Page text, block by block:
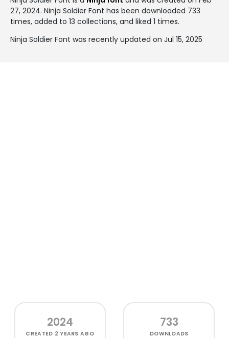
27, 2024. Ninja Soldier Font has been downloaded 733
times, added to 13 collections, and liked 1 times.
Ninja Soldier Font was recently updated on Jul 15, 2025
2024
CREATED 2 YEARS AGO
733
DOWNLOADS